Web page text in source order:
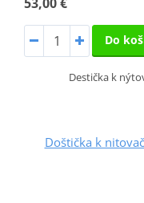
Do
Destička k
Doštička k